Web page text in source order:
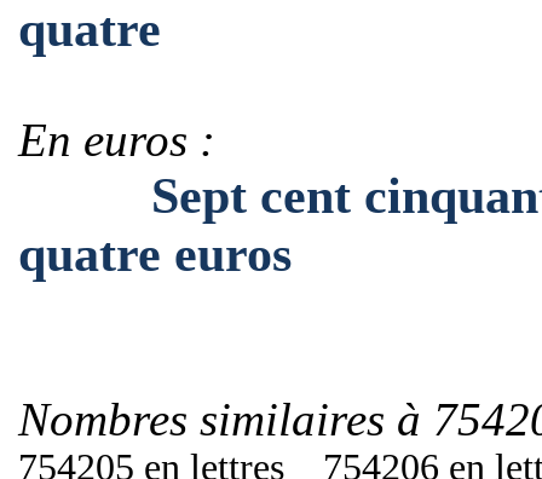
quatre
En euros :
Sept cent
quatre euros
Nombres similaires à
754205 en lettres
754206 en